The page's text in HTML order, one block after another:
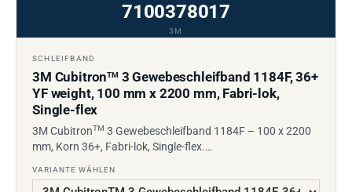
7100378017
3M
SCHLEIFBAND
3M CubitronTM3 Gewebeschleifband 1184F, 36+
YF weight, 100 mm x 2200 mm, Fabri-lok,
Single-flex
3M CubitronTM 3 Gewebeschleifband 1184F – 100 x 2200
mm, Korn 36+, Fabri-lok, Single-flex.…
VARIANTE WÄHLEN